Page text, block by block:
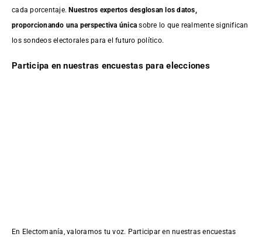
cada porcentaje. Nuestros expertos desglosan los datos,
proporcionando una perspectiva única sobre lo que realmente significan
los sondeos electorales para el futuro político.
Participa en nuestras encuestas para elecciones
En Electomanía, valoramos tu voz. Participar en nuestras encuestas